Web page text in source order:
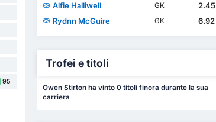
95
Alfie Halliwell GK
2.45
Rydnn McGuire
GK 6.92
Trofei e titoli
Owen Stirton ha vinto 0 titoli finora durante la sua
carriera